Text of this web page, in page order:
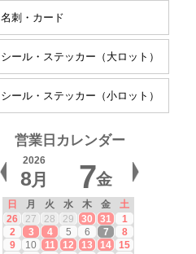
名刺・カード
シール・ステッカー（大ロット）
シール・ステッカー（小ロット）
営業日カレンダー
2026
8月 7金
日 月 火 水 木 金
土
26
27 28 29 30 31
1
2
3 4 5 6 7
8
9
10 11 12 13 14
15